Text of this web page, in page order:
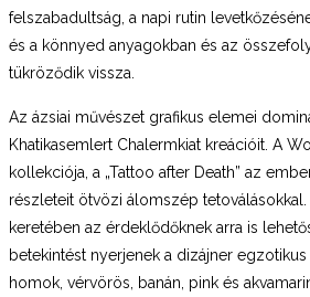
felszabadultság, a napi rutin
és a könnyed anyagokban és az
tükröződik vissza.
Az ázsiai művészet grafikus elemei
Khatikasemlert Chalermkiat kreációit. A
kollekciója, a „Tattoo after Death” az
részleteit ötvözi álomszép
keretében az érdeklődőknek arra is
betekintést nyerjenek a dizájner
homok, vérvörös, banán, pink és